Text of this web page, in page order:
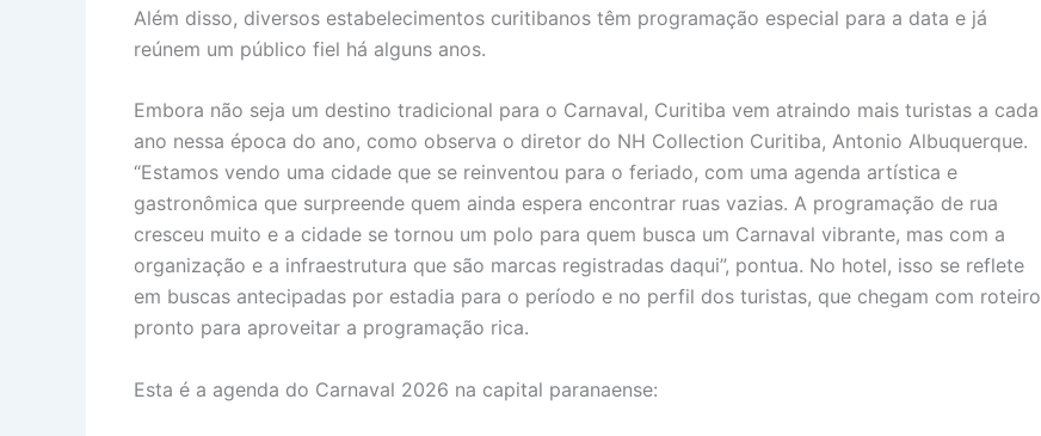
Além disso, diversos estabelecimentos curitibanos têm programação especial para a data e já
reúnem um público fiel há alguns anos.
Embora não seja um destino tradicional para o Carnaval, Curitiba vem atraindo mais turistas a cada
ano nessa época do ano, como observa o diretor do NH Collection Curitiba, Antonio Albuquerque.
“Estamos vendo uma cidade que se reinventou para o feriado, com uma agenda artística e
gastronômica que surpreende quem ainda espera encontrar ruas vazias. A programação de rua
cresceu muito e a cidade se tornou um polo para quem busca um Carnaval vibrante, mas com a
organização e a infraestrutura que são marcas registradas daqui”, pontua. No hotel, isso se reflete
em buscas antecipadas por estadia para o período e no perfil dos turistas, que chegam com roteiro
pronto para aproveitar a programação rica.
Esta é a agenda do Carnaval 2026 na capital paranaense: